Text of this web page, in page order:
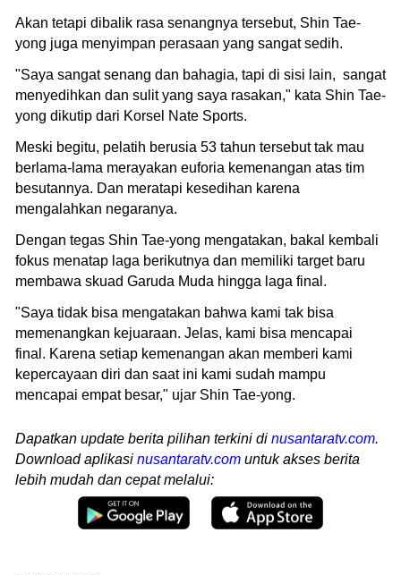
Akan tetapi dibalik rasa senangnya tersebut, Shin Tae-
yong juga menyimpan perasaan yang sangat sedih.
"Saya sangat senang dan bahagia, tapi di sisi lain, sangat
menyedihkan dan sulit yang saya rasakan," kata Shin Tae-
yong dikutip dari Korsel Nate Sports.
Meski begitu, pelatih berusia 53 tahun tersebut tak mau
berlama-lama merayakan euforia kemenangan atas tim
besutannya. Dan meratapi kesedihan karena
mengalahkan negaranya.
Dengan tegas Shin Tae-yong mengatakan, bakal kembali
fokus menatap laga berikutnya dan memiliki target baru
membawa skuad Garuda Muda hingga laga final.
"Saya tidak bisa mengatakan bahwa kami tak bisa
memenangkan kejuaraan. Jelas, kami bisa mencapai
final. Karena setiap kemenangan akan memberi kami
kepercayaan diri dan saat ini kami sudah mampu
mencapai empat besar," ujar Shin Tae-yong.
Dapatkan update berita pilihan terkini di nusantaratv.com.
Download aplikasi nusantaratv.com untuk akses berita
lebih mudah dan cepat melalui: